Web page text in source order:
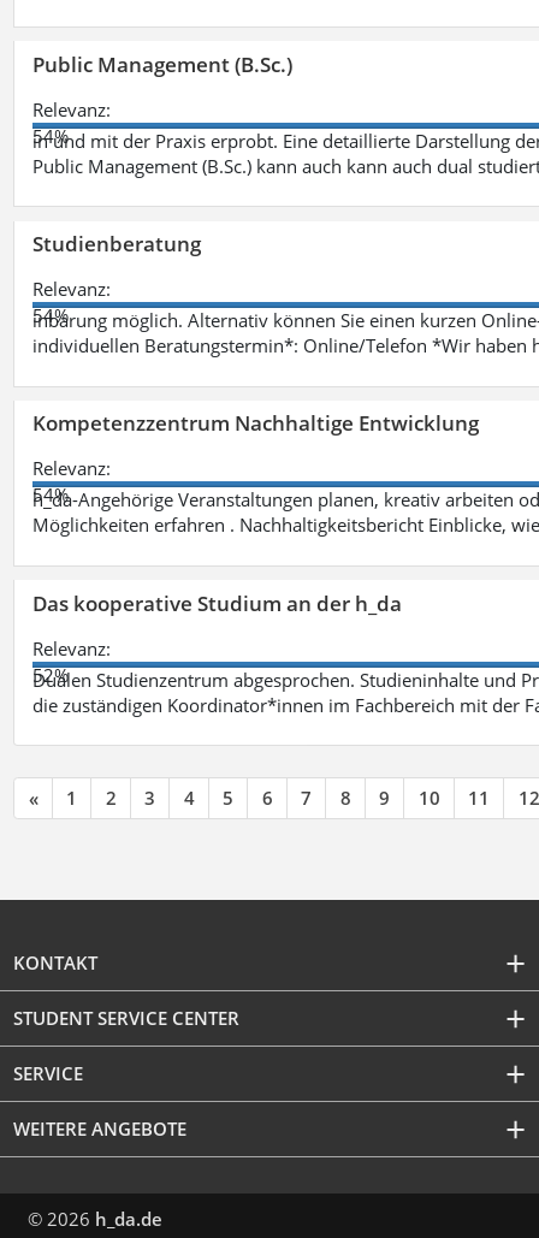
Public Management (B.Sc.)
Relevanz:
54%
in und mit der Praxis erprobt. Eine detaillierte Darstellung
Public Management (B.Sc.) kann auch kann auch dual
Studienberatung
Relevanz:
54%
inbarung möglich. Alternativ können Sie einen kurzen
individuellen Beratungstermin*: Online/Telefon *Wir haben
Kompetenzzentrum Nachhaltige Entwicklung
Relevanz:
54%
h_da-Angehörige Veranstaltungen planen, kreativ arbeiten
Möglichkeiten erfahren . Nachhaltigkeitsbericht Einblicke,
Das kooperative Studium an der h_da
Relevanz:
52%
Dualen Studienzentrum abgesprochen. Studieninhalte und
die zuständigen Koordinator*innen im Fachbereich mit der
« 1 2 3 4 5 6 7 8 9 10 11 12
KONTAKT
STUDENT SERVICE CENTER
SERVICE
WEITERE ANGEBOTE
© 2026 h_da.de